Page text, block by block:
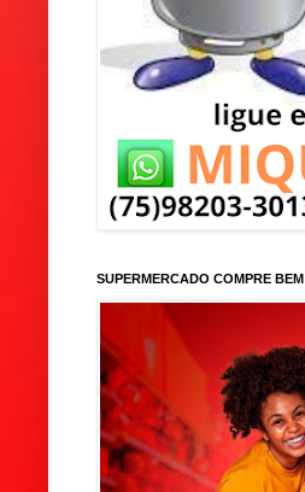
SUPERMERCADO COMPRE BEM